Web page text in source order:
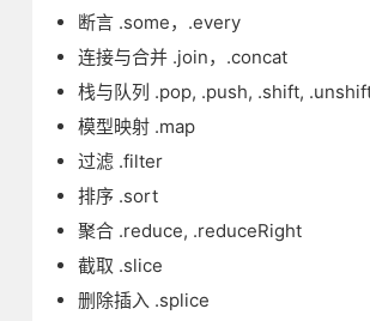
断言 .some，.every
连接与合并 .join，.concat
栈与队列 .pop, .push, .shift,
模型映射 .map
过滤 .filter
排序 .sort
聚合 .reduce, .reduceRight
截取 .slice
删除插入 .splice